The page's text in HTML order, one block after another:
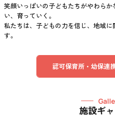
笑顔いっぱいの子どもたちがやわら
い、育っていく。
私たちは、子どもの力を信じ、地域
す。
認可保育所・幼保連
施設ギ